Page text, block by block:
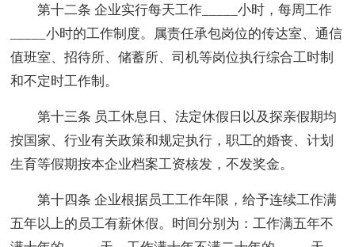
第十二条 企业实行每天工作_____小时，每周工作
_____小时的工作制度。属责任承包岗位的传达室、通信
值班室、招待所、储蓄所、司机等岗位执行综合工时制
和不定时工作制。
第十三条 员工休息日、法定休假日以及探亲假期均
按国家、行业有关政策和规定执行，职工的婚丧、计划
生育等假期按本企业档案工资核发，不发奖金。
第十四条 企业根据员工工作年限，给予连续工作满
五年以上的员工有薪休假。时间分别为：工作满五年不